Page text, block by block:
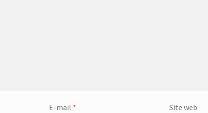
E-mail * Site web